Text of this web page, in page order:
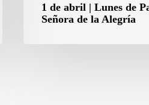
Alegría1 de abril | Lunes de
Señora de la Alegría